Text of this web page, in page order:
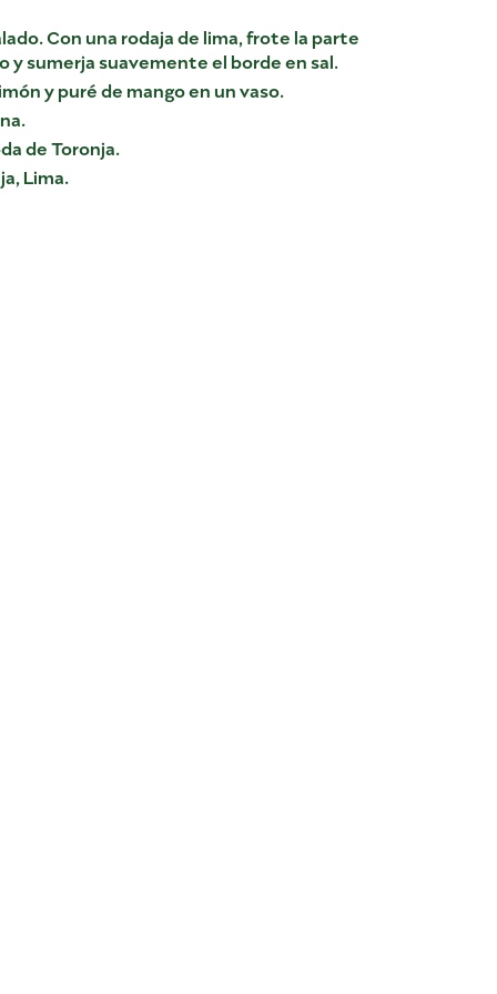
Con una rodaja de lima, frote la parte
y sumerja suavemente el borde en sal.
y puré de mango en un vaso.
de Toronja.
Lima.